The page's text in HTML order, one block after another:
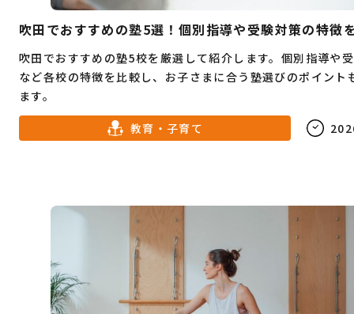
吹田でおすすめの塾5選！個別指導や受験対策の特徴
吹田でおすすめの塾5校を厳選して紹介します。個別指導や
など各校の特徴を比較し、お子さまに合う塾選びのポイント
ます。
教育・子育て